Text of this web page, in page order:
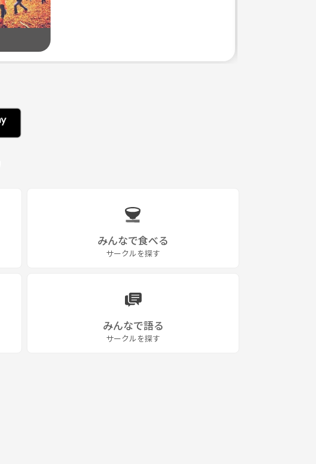
みんなで食べる
サークルを探す
みんなで語る
サークルを探す